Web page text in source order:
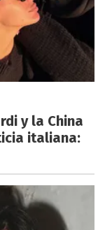
y la China
italiana: